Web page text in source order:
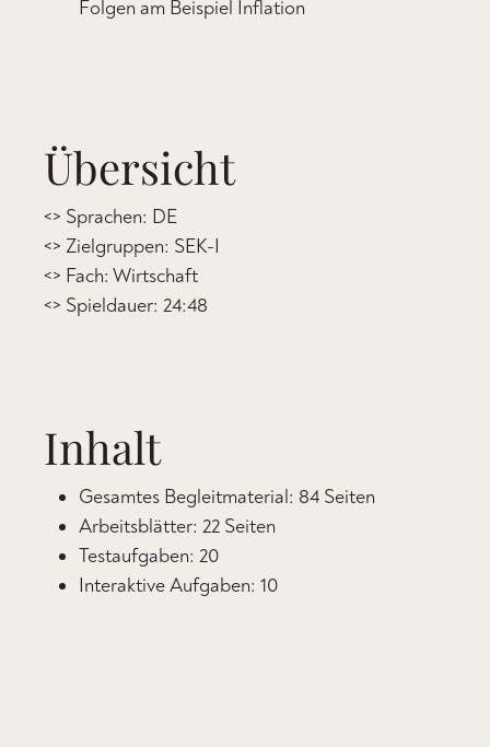
Folgen am Beispiel Inflation
Übersicht
<> Sprachen: DE
<> Zielgruppen: SEK-I
<> Fach: Wirtschaft
<> Spieldauer: 24:48
Inhalt
Gesamtes Begleitmaterial: 84 Seiten
Arbeitsblätter: 22 Seiten
Testaufgaben: 20
Interaktive Aufgaben: 10